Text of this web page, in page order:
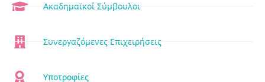
Ακαδημαϊκοί Σύμβουλοι
Συνεργαζόμενες Επιχειρήσεις
Υποτροφίες